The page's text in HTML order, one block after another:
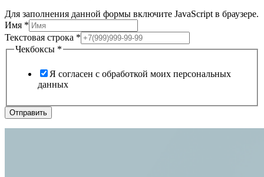
Для заполнения данной формы включите JavaScript в браузере.
Имя *
Текстовая строка *
Чекбоксы *
Я согласен с обработкой моих персональных
данных
Отправить